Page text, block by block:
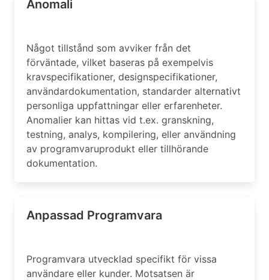
Anomali
Något tillstånd som avviker från det
förväntade, vilket baseras på exempelvis
kravspecifikationer, designspecifikationer,
användardokumentation, standarder alternativt
personliga uppfattningar eller erfarenheter.
Anomalier kan hittas vid t.ex. granskning,
testning, analys, kompilering, eller användning
av programvaruprodukt eller tillhörande
dokumentation.
Anpassad Programvara
Programvara utvecklad specifikt för vissa
användare eller kunder. Motsatsen är